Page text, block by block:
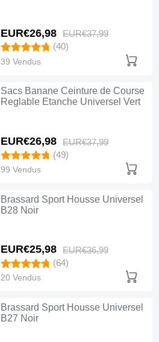
EUR€26,98 EUR€37,99
(40)
39 Vendus
Sacs Banane Ceinture de Course
Reglable Etanche Universel Vert
EUR€26,98 EUR€37,99
(49)
99 Vendus
Brassard Sport Housse Universel
B28 Noir
EUR€25,98 EUR€36,99
(64)
20 Vendus
Brassard Sport Housse Universel
B27 Noir